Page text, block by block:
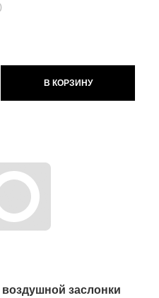
В КОРЗИНУ
заслонки